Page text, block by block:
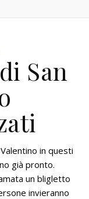
San
in questi
già pronto.
un bligletto
invieranno